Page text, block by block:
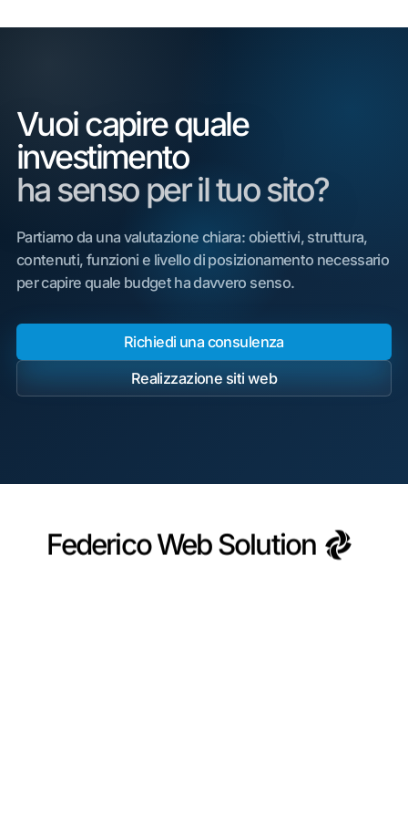
Vuoi capire quale
investimento
ha senso per il tuo sito?
Partiamo da una valutazione chiara: obiettivi, struttura,
contenuti, funzioni e livello di posizionamento necessario
per capire quale budget ha davvero senso.
Richiedi una consulenza
Realizzazione siti web
Federico Web Solution
Federico Web Solution